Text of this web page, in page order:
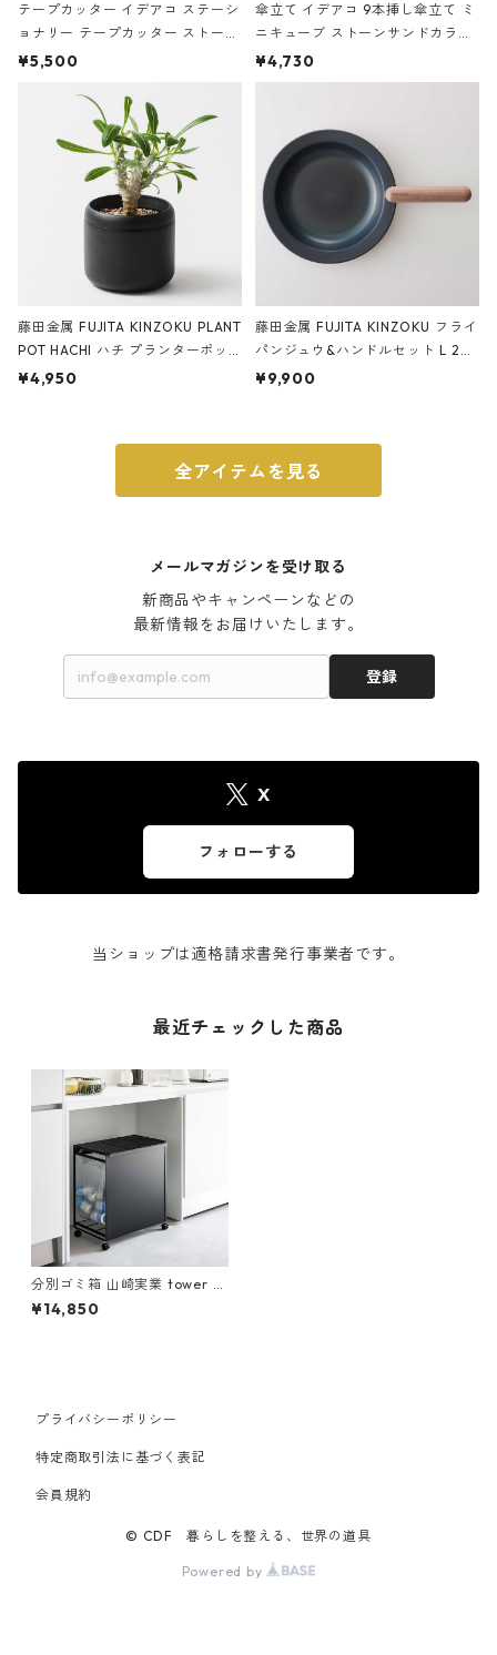
テープカッター イデアコ ステーシ
ョナリー テープカッター ストーン
サンドカラー 石調 ideaco Station
¥5,500
傘立て イデアコ 9本挿し傘立て ミ
ニキューブ ストーンサンドカラー
石調 ideaco Umbrella Stand CUB
E ストーンサンドブラック
¥4,730
藤田金属 FUJITA KINZOKU PLANT
POT HACHI ハチ プランターポッ
ト 3号 ブラック
¥4,950
藤田金属 FUJITA KINZOKU フライ
パンジュウ&ハンドルセット L 24c
m ガス火・IH対応 鉄フライパン
¥9,900
全アイテムを見る
メールマガジンを受け取る
新商品やキャンペーンなどの
最新情報をお届けいたします。
登録
X
フォローする
当ショップは適格請求書発行事業者です。
最近チェックした商品
分別ゴミ箱 山崎実業 tower タ
ワー 蓋付き目隠し分別ダスト
ワゴン 3分別 ブラック
¥14,850
プライバシーポリシー
特定商取引法に基づく表記
会員規約
© CDF 暮らしを整える、世界の道具
Powered by